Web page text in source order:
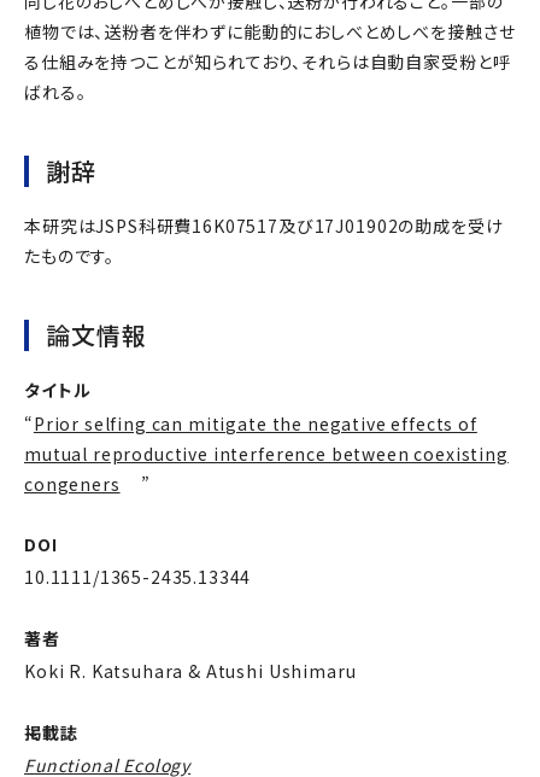
植物では、送粉者を伴わずに能動的におしべとめしべを接触させ
る仕組みを持つことが知られており、それらは自動自家受粉と呼
ばれる。
謝辞
本研究はJSPS科研費16K07517及び17J01902の助成を受け
たものです。
論文情報
タイトル
“Prior selfing can mitigate the negative effects of
mutual reproductive interference between coexisting
congeners
”
DOI
10.1111/1365-2435.13344
著者
Koki R. Katsuhara & Atushi Ushimaru
掲載誌
Functional Ecology